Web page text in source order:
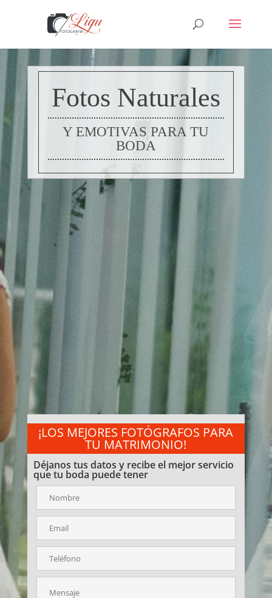
Fotos Naturales
Y EMOTIVAS PARA TU
BODA
¡LOS MEJORES FOTÓGRAFOS PARA
TU MATRIMONIO!
Déjanos tus datos y recibe el mejor servicio
que tu boda puede tener